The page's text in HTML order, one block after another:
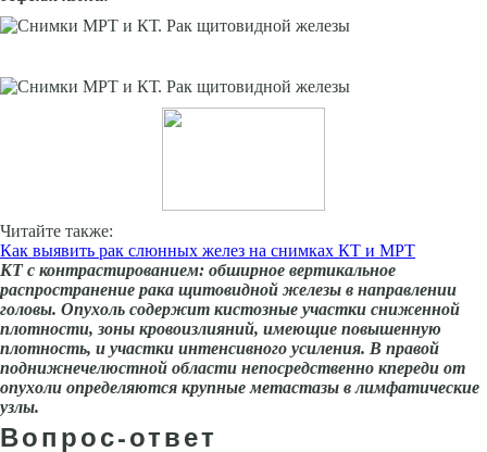
Читайте также:
Как выявить рак слюнных желез на снимках КТ и МРТ
КТ с контрастированием: обширное вертикальное
распространение рака щи­товидной железы в направлении
головы. Опухоль содержит кистозные участки сни­женной
плотности, зоны кровоизлияний, имеющие повышенную
плотность, и участки интенсивного усиления. В правой
подниж­нечелюстной области непосредственно кпереди от
опухоли определяются крупные метастазы в лимфатические
узлы.
Вопрос-ответ